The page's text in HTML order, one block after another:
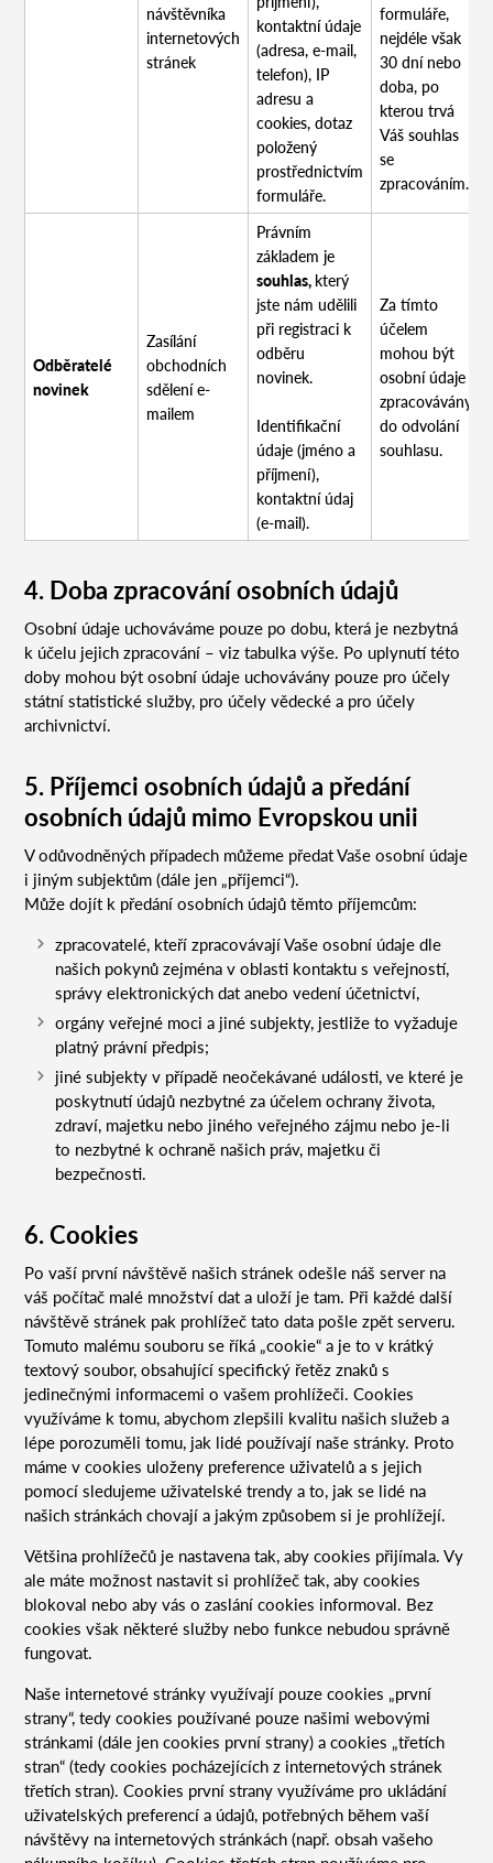
návštěvníka
internetových
stránek
kontaktní údaje
(adresa, e-mail,
telefon), IP
adresu a
cookies, dotaz
položený
prostřednictvím
formuláře.
formuláře,
nejdéle však
30 dní nebo
doba, po
kterou trvá
Váš souhlas
se
zpracováním.
Odběratelé
novinek
Zasílání
obchodních
sdělení e-
mailem
Právním
základem je
souhlas, který
jste nám udělili
při registraci k
odběru
novinek.
Identifikační
údaje (jméno a
příjmení),
kontaktní údaj
(e-mail).
Za tímto
účelem
mohou být
osobní údaje
zpracovávány
do odvolání
souhlasu.
4. Doba zpracování osobních údajů
Osobní údaje uchováváme pouze po dobu, která je nezbytná
k účelu jejich zpracování – viz tabulka výše. Po uplynutí této
doby mohou být osobní údaje uchovávány pouze pro účely
státní statistické služby, pro účely vědecké a pro účely
archivnictví.
5. Příjemci osobních údajů a předání
osobních údajů mimo Evropskou unii
V odůvodněných případech můžeme předat Vaše osobní údaje
i jiným subjektům (dále jen „příjemci“).
Může dojít k předání osobních údajů těmto příjemcům:
zpracovatelé, kteří zpracovávají Vaše osobní údaje dle
našich pokynů zejména v oblasti kontaktu s veřejností,
správy elektronických dat anebo vedení účetnictví,
orgány veřejné moci a jiné subjekty, jestliže to vyžaduje
platný právní předpis;
jiné subjekty v případě neočekávané události, ve které je
poskytnutí údajů nezbytné za účelem ochrany života,
zdraví, majetku nebo jiného veřejného zájmu nebo je-li
to nezbytné k ochraně našich práv, majetku či
bezpečnosti.
6. Cookies
Po vaší první návštěvě našich stránek odešle náš server na
váš počítač malé množství dat a uloží je tam. Při každé další
návštěvě stránek pak prohlížeč tato data pošle zpět serveru.
Tomuto malému souboru se říká „cookie“ a je to v krátký
textový soubor, obsahující specifický řetěz znaků s
jedinečnými informacemi o vašem prohlížeči. Cookies
využíváme k tomu, abychom zlepšili kvalitu našich služeb a
lépe porozuměli tomu, jak lidé používají naše stránky. Proto
máme v cookies uloženy preference uživatelů a s jejich
pomocí sledujeme uživatelské trendy a to, jak se lidé na
našich stránkách chovají a jakým způsobem si je prohlížejí.
Většina prohlížečů je nastavena tak, aby cookies přijímala. Vy
ale máte možnost nastavit si prohlížeč tak, aby cookies
blokoval nebo aby vás o zaslání cookies informoval. Bez
cookies však některé služby nebo funkce nebudou správně
fungovat.
Naše internetové stránky využívají pouze cookies „první
strany“, tedy cookies používané pouze našimi webovými
stránkami (dále jen cookies první strany) a cookies „třetích
stran“ (tedy cookies pocházejících z internetových stránek
třetích stran). Cookies první strany využíváme pro ukládání
uživatelských preferencí a údajů, potřebných během vaší
návštěvy na internetových stránkách (např. obsah vašeho